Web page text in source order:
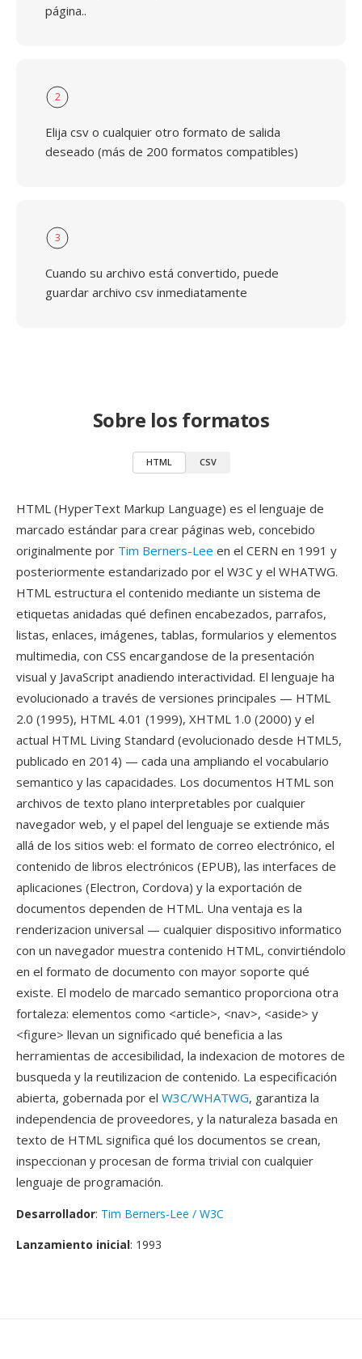
página..
2
Elija csv o cualquier otro formato de salida
deseado (más de 200 formatos compatibles)
3
Cuando su archivo está convertido, puede
guardar archivo csv inmediatamente
Sobre los formatos
HTML CSV
HTML (HyperText Markup Language) es el lenguaje de
marcado estándar para crear páginas web, concebido
originalmente por Tim Berners-Lee en el CERN en 1991 y
posteriormente estandarizado por el W3C y el WHATWG.
HTML estructura el contenido mediante un sistema de
etiquetas anidadas qué definen encabezados, parrafos,
listas, enlaces, imágenes, tablas, formularios y elementos
multimedia, con CSS encargandose de la presentación
visual y JavaScript anadiendo interactividad. El lenguaje ha
evolucionado a través de versiones principales — HTML
2.0 (1995), HTML 4.01 (1999), XHTML 1.0 (2000) y el
actual HTML Living Standard (evolucionado desde HTML5,
publicado en 2014) — cada una ampliando el vocabulario
semantico y las capacidades. Los documentos HTML son
archivos de texto plano interpretables por cualquier
navegador web, y el papel del lenguaje se extiende más
allá de los sitios web: el formato de correo electrónico, el
contenido de libros electrónicos (EPUB), las interfaces de
aplicaciones (Electron, Cordova) y la exportación de
documentos dependen de HTML. Una ventaja es la
renderizacion universal — cualquier dispositivo informatico
con un navegador muestra contenido HTML, convirtiéndolo
en el formato de documento con mayor soporte qué
existe. El modelo de marcado semantico proporciona otra
fortaleza: elementos como <article>, <nav>, <aside> y
<figure> llevan un significado qué beneficia a las
herramientas de accesibilidad, la indexacion de motores de
busqueda y la reutilizacion de contenido. La especificación
abierta, gobernada por el W3C/WHATWG, garantiza la
independencia de proveedores, y la naturaleza basada en
texto de HTML significa qué los documentos se crean,
inspeccionan y procesan de forma trivial con cualquier
lenguaje de programación.
Desarrollador: Tim Berners-Lee / W3C
Lanzamiento inicial: 1993